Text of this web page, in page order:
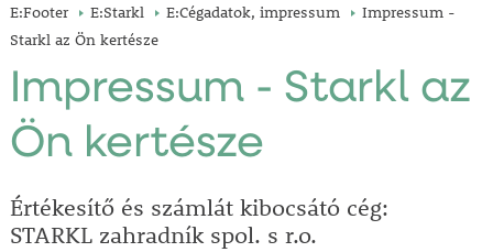
E:Footer
E:Starkl E:Cégadatok, impressum
Impressum -
Starkl az Ön kertésze
Impressum - Starkl az
Ön kertésze
Értékesítő és számlát kibocsátó cég:
STARKL zahradník spol. s r.o.